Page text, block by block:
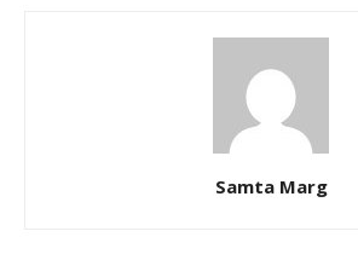
Samta Marg